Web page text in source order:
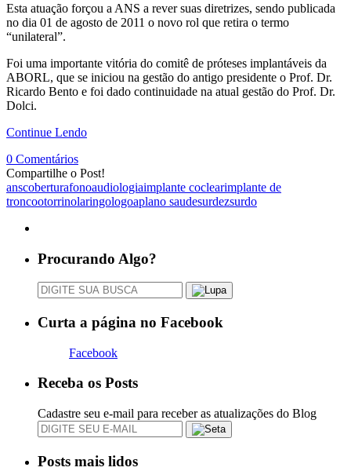
Esta atuação forçou a ANS a rever suas diretrizes, sendo publicada
no dia 01 de agosto de 2011 o novo rol que retira o termo
“unilateral”.
Foi uma importante vitória do comitê de próteses implantáveis da
ABORL, que se iniciou na gestão do antigo presidente o Prof. Dr.
Ricardo Bento e foi dado continuidade na atual gestão do Prof. Dr.
Dolci.
Continue Lendo
0 Comentários
Compartilhe o Post!
anscoberturafonoaudiologiaimplante coclearimplante de
troncootorrinolaringologoaplano saudesurdezsurdo
Procurando Algo?
Curta a página no Facebook
Facebook
Receba os Posts
Cadastre seu e-mail para receber as atualizações do Blog
Posts mais lidos